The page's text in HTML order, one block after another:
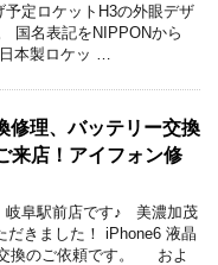
定ロケットH3の外眼デザ
国名表記をNIPPONから
本製ロケッ …
修理、バッテリー交換
来店！アイフォン修
岐阜駅前店です♪ 美濃加茂
だきました！ iPhone6 液晶
換のご依頼です。 およ